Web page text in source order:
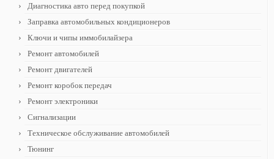
Диагностика авто перед покупкой
Заправка автомобильных кондиционеров
Ключи и чипы иммобилайзера
Ремонт автомобилей
Ремонт двигателей
Ремонт коробок передач
Ремонт электроники
Сигнализации
Техническое обслуживание автомобилей
Тюнинг